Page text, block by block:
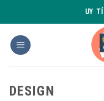
to
content
UY
DESIGN